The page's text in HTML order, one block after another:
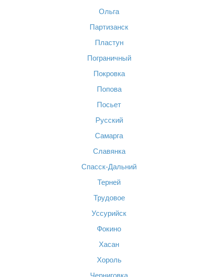
Ольга
Партизанск
Пластун
Пограничный
Покровка
Попова
Посьет
Русский
Самарга
Славянка
Спасск-Дальний
Терней
Трудовое
Уссурийск
Фокино
Хасан
Хороль
Черниговка